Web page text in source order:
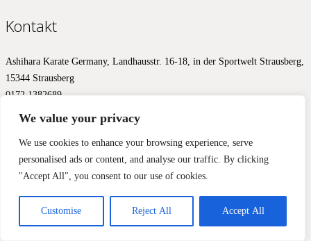
We value your privacy
We use cookies to enhance your browsing experience, serve
personalised ads or content, and analyse our traffic. By clicking
"Accept All", you consent to our use of cookies.
Customise Reject All Accept All
Kontakt
Ashihara Karate Germany, Landhausstr. 16-18, in der Sportwelt Strausberg,
15344 Strausberg
0172 1382689
© 2017 – 2026 Ashihara.de – Impressum & Datenschutz
Diese Website benutzt Cookies, Google Analytics und Facebook
Pixels, um Ihnen ein optimales Ergebnis zu liefern. Wir aktivieren
diese Werkzeuge erst mit Ihrer Zustimmung. Einverstanden
Nein, nicht einverstanden
Mehr Informationen